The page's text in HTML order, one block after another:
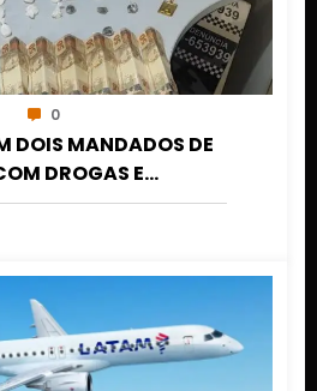
0
DOIS MANDADOS DE
DROGAS E
MARÇO EM CUIABÁ